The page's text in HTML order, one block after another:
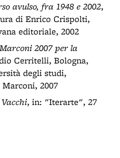
avulso, fra 1948 e 2002,
di Enrico Crispolti,
editoriale, 2002
2007 per la
Cerritelli, Bologna,
degli studi,
2007
, in: "Iterarte", 27